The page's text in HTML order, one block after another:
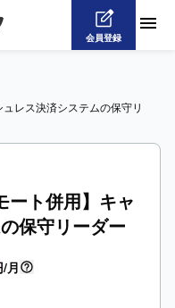
会員登録
レス決済システムの保守リ
ート併用】キャ
保守リーダー
/月